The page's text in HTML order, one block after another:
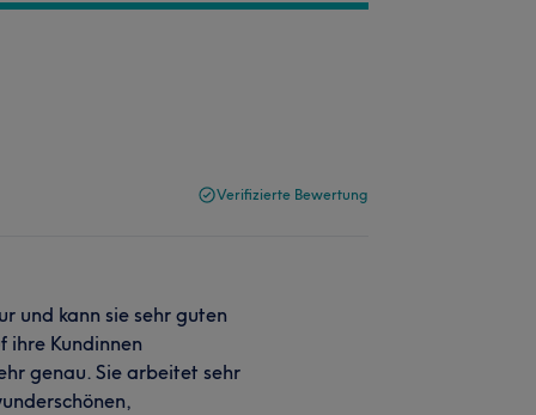
Verifizierte Bewertung
und kann sie sehr guten
ihre Kundinnen
genau. Sie arbeitet sehr